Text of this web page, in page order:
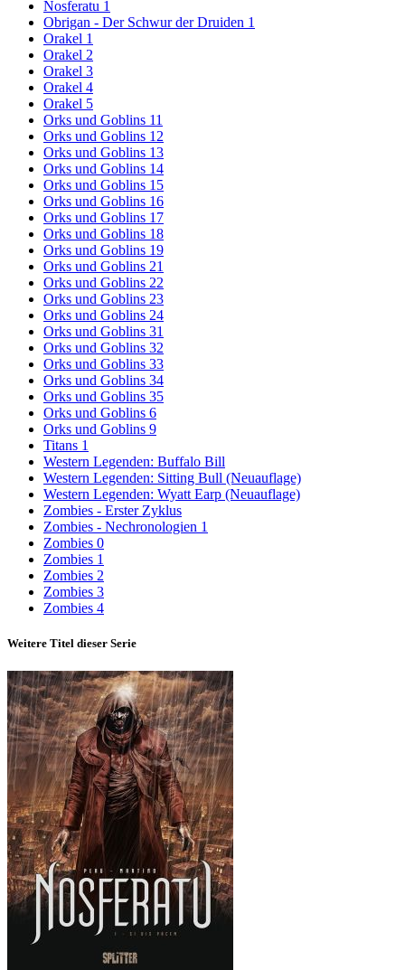
Nosferatu 1
Obrigan - Der Schwur der Druiden 1
Orakel 1
Orakel 2
Orakel 3
Orakel 4
Orakel 5
Orks und Goblins 11
Orks und Goblins 12
Orks und Goblins 13
Orks und Goblins 14
Orks und Goblins 15
Orks und Goblins 16
Orks und Goblins 17
Orks und Goblins 18
Orks und Goblins 19
Orks und Goblins 21
Orks und Goblins 22
Orks und Goblins 23
Orks und Goblins 24
Orks und Goblins 31
Orks und Goblins 32
Orks und Goblins 33
Orks und Goblins 34
Orks und Goblins 35
Orks und Goblins 6
Orks und Goblins 9
Titans 1
Western Legenden: Buffalo Bill
Western Legenden: Sitting Bull (Neuauflage)
Western Legenden: Wyatt Earp (Neuauflage)
Zombies - Erster Zyklus
Zombies - Nechronologien 1
Zombies 0
Zombies 1
Zombies 2
Zombies 3
Zombies 4
Weitere Titel dieser Serie